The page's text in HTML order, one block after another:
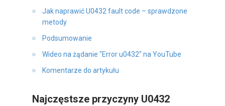
Jak naprawić U0432 fault code – sprawdzone
metody
Podsumowanie
Wideo na żądanie "Error u0432" na YouTube
Komentarze do artykułu
Najczęstsze przyczyny U0432